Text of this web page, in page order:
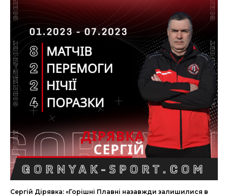
Сергій Дірявка: «Горішні Плавні назавжди залишилися в